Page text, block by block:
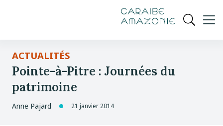
Ouvrir
ACTUALITÉS
Pointe-à-Pitre : Journées du
patrimoine
Anne Pajard 21 janvier 2014